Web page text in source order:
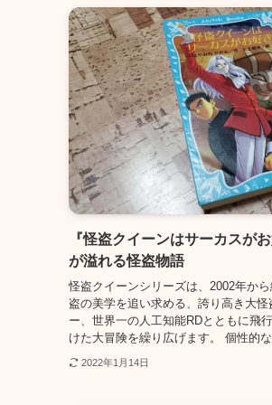
『怪盗クイーンはサーカスが
が溢れる怪盗物語
怪盗クイーンシリーズは、2002年か
盗の美学を追い求める、誇り高き大
ー、世界一の人工知能RDとともに飛
けた大冒険を繰り広げます。 個性的
2022年1月14日